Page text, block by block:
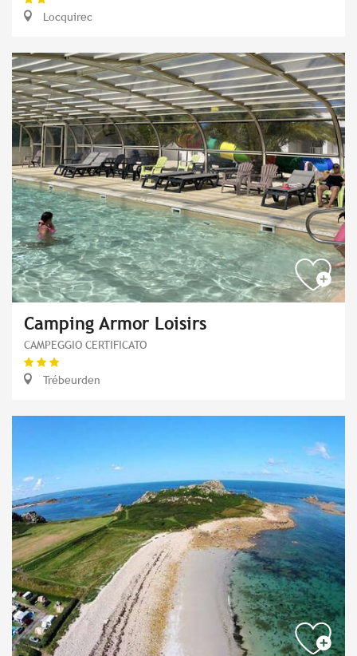
Locquirec
Camping Armor Loisirs
CAMPEGGIO CERTIFICATO
Trébeurden